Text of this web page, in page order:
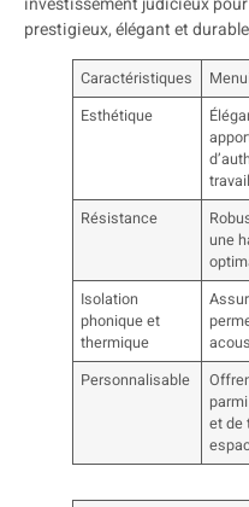
prestigieux, élégant et
Caractéristiques
Esthétique
Résistance
une
Isolation
phonique et
thermique
Personnalisable
et de